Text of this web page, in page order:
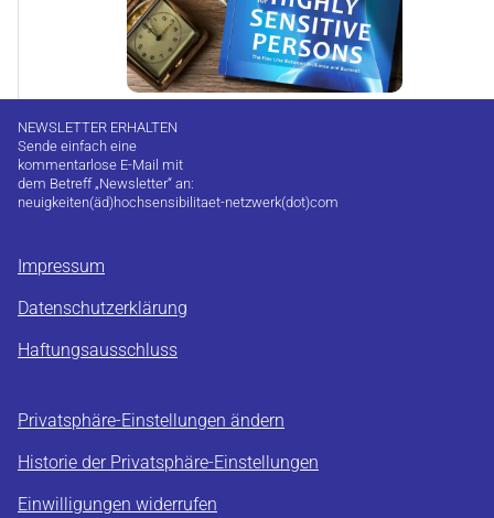
NEWSLETTER ERHALTEN
Sende einfach eine
kommentarlose E-Mail mit
dem Betreff „Newsletter“ an:
neuigkeiten(äd)hochsensibilitaet-netzwerk(dot)com
Impressum
Datenschutzerklärung
Haftungsausschluss
Privatsphäre-Einstellungen ändern
Historie der Privatsphäre-Einstellungen
Einwilligungen widerrufen